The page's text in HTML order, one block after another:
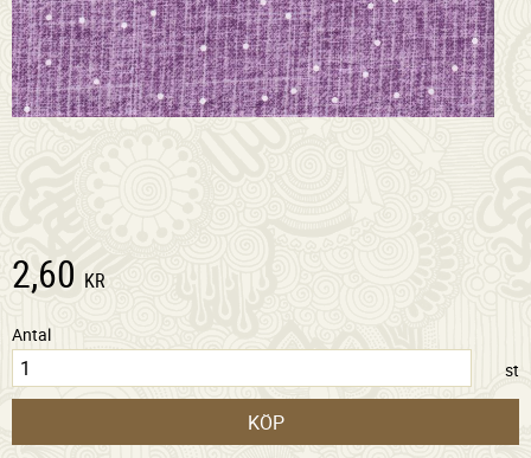
2,60 KR
Antal
st
KÖP